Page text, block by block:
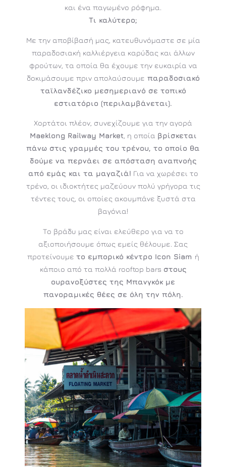
και ένα παγωμένο ρόφημα.
Τι καλύτερο;
Με την αποβίβασή μας, κατευθυνόμαστε σε μία
παραδοσιακή καλλιέργεια καρύδας και άλλων
φρούτων, τα οποία θα έχουμε την ευκαιρία να
δοκιμάσουμε πριν απολαύσουμε παραδοσιακό
ταϊλανδέζικο μεσημεριανό σε τοπικό
εστιατόριο (περιλαμβάνεται).
Χορτάτοι πλέον, συνεχίζουμε για την αγορά
Maeklong Railway Market, η οποία βρίσκεται
πάνω στις γραμμές του τρένου, το οποίο θα
δούμε να περνάει σε απόσταση αναπνοής
από εμάς και τα μαγαζιά! Για να χωρέσει το
τρένο, οι ιδιοκτήτες μαζεύουν πολύ γρήγορα τις
τέντες τους, οι οποίες ακουμπάνε ξυστά στα
βαγόνια!
Το βράδυ μας είναι ελεύθερο για να το
αξιοποιήσουμε όπως εμείς θέλουμε. Σας
προτείνουμε το εμπορικό κέντρο Icon Siam ή
κάποιο από τα πολλά rooftop bars στους
ουρανοξύστες της Μπανγκόκ με
πανοραμικές θέες σε όλη την πόλη.